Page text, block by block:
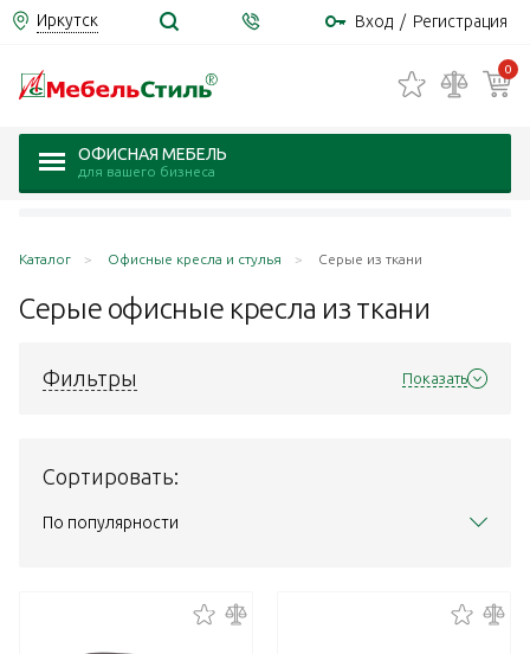
Иркутск Вход / Регистрация
0
ОФИСНАЯ МЕБЕЛЬ
для вашего бизнеса
Каталог Офисные кресла и стулья Серые из ткани
Серые офисные кресла из ткани
Фильтры Показать
Сортировать:
По популярности